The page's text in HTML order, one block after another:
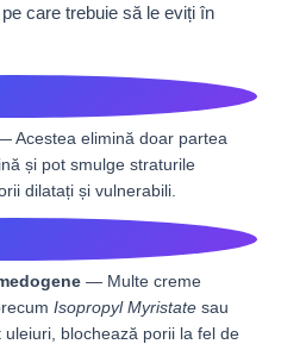
care trebuie să le eviți în
Acestea elimină doar partea
și pot smulge straturile
dilatați și vulnerabili.
— Multe creme
Isopropyl Myristate sau
blochează porii la fel de